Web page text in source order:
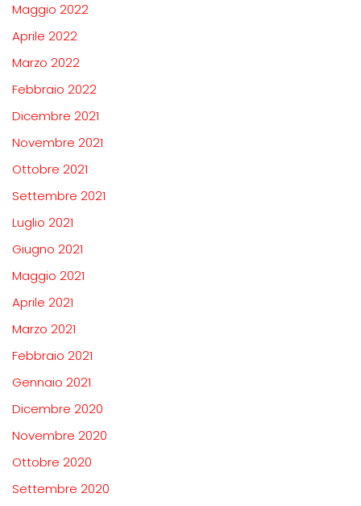
Maggio 2022
Aprile 2022
Marzo 2022
Febbraio 2022
Dicembre 2021
Novembre 2021
Ottobre 2021
Settembre 2021
Luglio 2021
Giugno 2021
Maggio 2021
Aprile 2021
Marzo 2021
Febbraio 2021
Gennaio 2021
Dicembre 2020
Novembre 2020
Ottobre 2020
Settembre 2020